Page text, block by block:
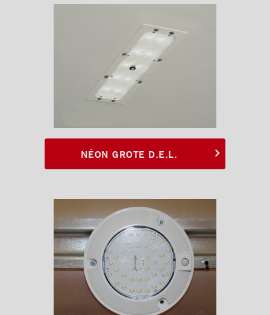
Éclairages extérieur
Profilés d'arrimage
Éclairages intérieur
Rampes
Finitions intérieures
Monte-charges MAXON
NÉON GROTE D.E.L.